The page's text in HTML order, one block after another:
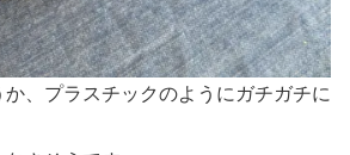
、プラスチックのようにガチガチに